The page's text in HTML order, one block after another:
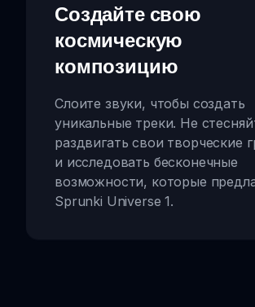
Создайте свою
космическую
композицию
Слоите звуки, чтобы создать
уникальные треки. Не
раздвигать свои творческие
и исследовать бесконечные
возможности, которые
Sprunki Universe 1.